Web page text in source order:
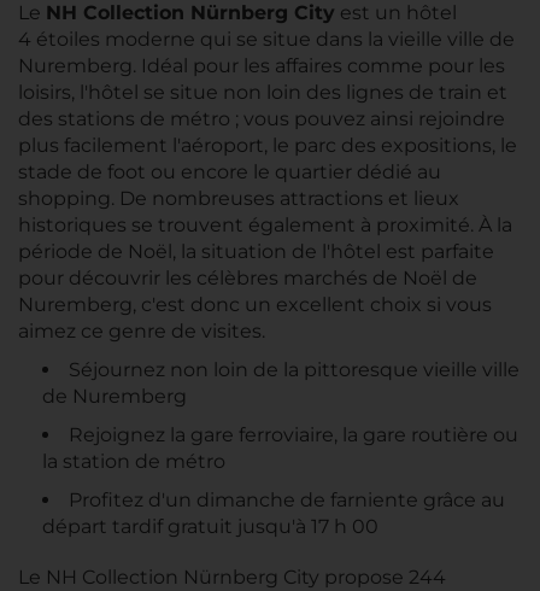
Le NH Collection Nürnberg City est un hôtel
4 étoiles moderne qui se situe dans la vieille ville de
Nuremberg. Idéal pour les affaires comme pour les
loisirs, l'hôtel se situe non loin des lignes de train et
des stations de métro ; vous pouvez ainsi rejoindre
plus facilement l'aéroport, le parc des expositions, le
stade de foot ou encore le quartier dédié au
shopping. De nombreuses attractions et lieux
historiques se trouvent également à proximité. À la
période de Noël, la situation de l'hôtel est parfaite
pour découvrir les célèbres marchés de Noël de
Nuremberg, c'est donc un excellent choix si vous
aimez ce genre de visites.
Séjournez non loin de la pittoresque vieille ville
de Nuremberg
Rejoignez la gare ferroviaire, la gare routière ou
la station de métro
Profitez d'un dimanche de farniente grâce au
départ tardif gratuit jusqu'à 17 h 00
Le NH Collection Nürnberg City propose 244